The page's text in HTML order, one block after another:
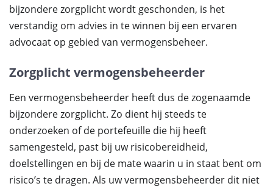
bijzondere zorgplicht wordt geschonden, is het
verstandig om advies in te winnen bij een ervaren
advocaat op gebied van vermogensbeheer.
Zorgplicht vermogensbeheerder
Een vermogensbeheerder heeft dus de zogenaamde
bijzondere zorgplicht. Zo dient hij steeds te
onderzoeken of de portefeuille die hij heeft
samengesteld, past bij uw risicobereidheid,
doelstellingen en bij de mate waarin u in staat bent om
risico’s te dragen. Als uw vermogensbeheerder dit niet